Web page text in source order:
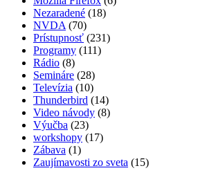
Nezaradené (18)
NVDA (70)
Prístupnosť (231)
Programy (111)
Rádio (8)
Semináre (28)
Televízia (10)
Thunderbird (14)
Video návody (8)
Výučba (23)
workshopy (17)
Zábava (1)
Zaujímavosti zo sveta (15)